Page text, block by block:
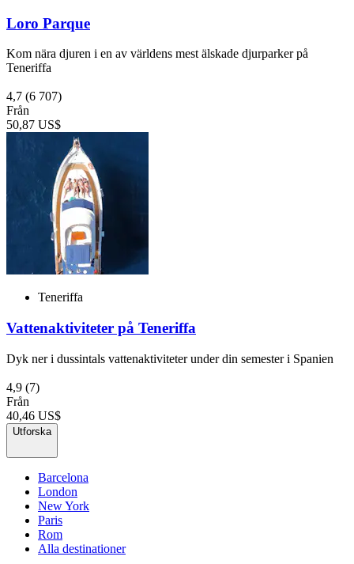
Loro Parque
Kom nära djuren i en av världens mest älskade djurparker på
Teneriffa
4,7 (6 707)
Från
50,87 US$
Teneriffa
Vattenaktiviteter på Teneriffa
Dyk ner i dussintals vattenaktiviteter under din semester i Spanien
4,9 (7)
Från
40,46 US$
Utforska
Barcelona
London
New York
Paris
Rom
Alla destinationer